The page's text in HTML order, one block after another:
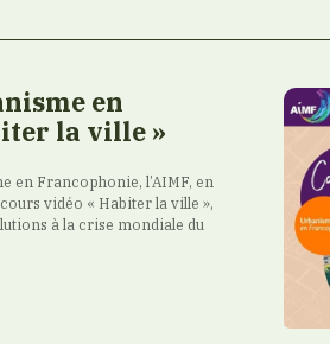
en
la ville »
en Francophonie, l’AIMF, en
vidéo « Habiter la ville »,
à la crise mondiale du